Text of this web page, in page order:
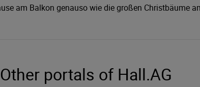
am Balkon genauso wie die großen Christbäume
Other portals of Hall.AG